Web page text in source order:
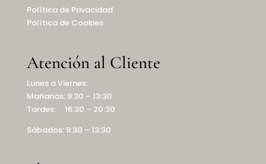
Política de Privacidad
Política de Cookies
Atención al Cliente
Lunes a Viernes:
Mañanas: 9:30 – 13:30
Tardes: 16:30 – 20:30
Sábados: 9:30 – 13:30